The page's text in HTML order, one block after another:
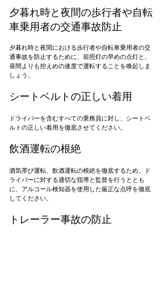
夕暮れ時と夜間の歩行者や自転
車乗用者の交通事故防止
夕暮れ時と夜間における歩行者や自転車乗用者の交
通事故を防止するために、前照灯の早めの点灯と、
昼間よりも控えめの速度で運転することを喚起しま
シートベルトの正しい着用
ドライバーを含むすべての乗務員に対し、シートベ
飲酒運転の根絶
酒気帯び運転、飲酒運転の根絶を徹底するため、ド
ライバーに対する適切な指導と監督を行うととも
に、アルコール検知器を使用した厳正な点呼を徹底
トレーラー事故の防止